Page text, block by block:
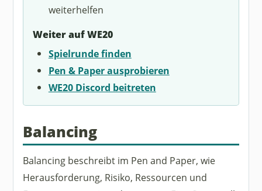
weiterhelfen
Weiter auf WE20
Spielrunde finden
Pen & Paper ausprobieren
WE20 Discord beitreten
Balancing
Balancing beschreibt im Pen and Paper, wie
Herausforderung, Risiko, Ressourcen und